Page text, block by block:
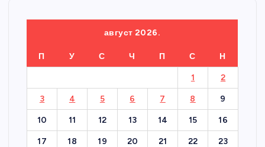
август 2026.
П У С Ч П С Н
1 2
3 4 5 6 7 8 9
10 11 12 13 14 15 16
17 18 19 20 21 22 23